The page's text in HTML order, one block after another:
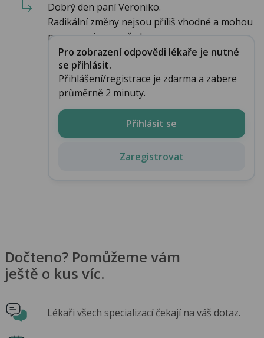
Dobrý den paní Veroniko.
Radikální změny nejsou příliš vhodné a mohou
pro organismus před...
Pro zobrazení odpovědi lékaře je nutné
se přihlásit.
Přihlášení/registrace je zdarma a zabere
průměrně 2 minuty.
Přihlásit se
Zaregistrovat
Dočteno? Pomůžeme vám
ještě o kus víc.
Lékaři všech specializací čekají na váš dotaz.